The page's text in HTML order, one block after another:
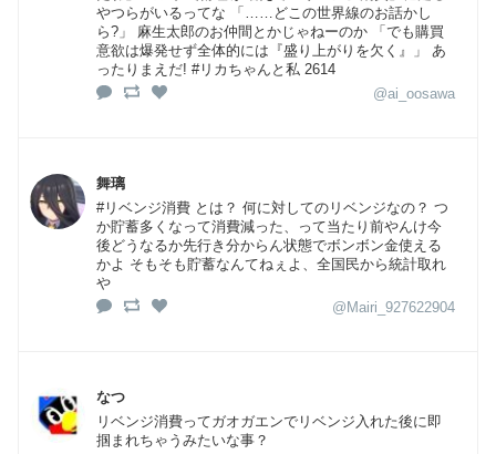
やつらがいるってな 「……どこの世界線のお話かし
ら?」 麻生太郎のお仲間とかじゃねーのか 「でも購買
意欲は爆発せず全体的には『盛り上がりを欠く』」 あ
ったりまえだ! #リカちゃんと私 2614
@ai_oosawa
舞璃
#リベンジ消費 とは？ 何に対してのリベンジなの？ つ
か貯蓄多くなって消費減った、って当たり前やんけ今
後どうなるか先行き分からん状態でボンボン金使える
かよ そもそも貯蓄なんてねぇよ、全国民から統計取れ
や
@Mairi_927622904
なつ
リベンジ消費ってガオガエンでリベンジ入れた後に即
掴まれちゃうみたいな事？